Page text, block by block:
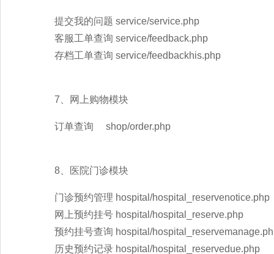
提交我的问题 service/service.php
客服工单查询 service/feedback.php
存档工单查询 service/feedbackhis.php
7、网上购物模块
订单查询 shop/order.php
8、医院门诊模块
门诊预约管理 hospital/hospital_reservenotice.php
网上预约挂号 hospital/hospital_reserve.php
预约挂号查询 hospital/
历史预约记录 hospital/hospital_reservedue.php